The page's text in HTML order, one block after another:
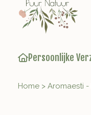
Persoonlijke
Home > Aromaesti